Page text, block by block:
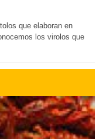
que elaboran en
los virolos que